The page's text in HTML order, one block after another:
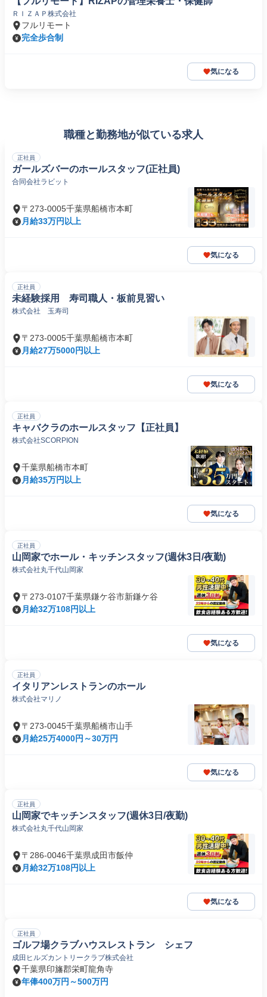
ＲＩＺＡＰ株式会社
フルリモート
完全歩合制
気になる
職種と勤務地が似ている求人
正社員
ガールズバーのホールスタッフ(正社員)
合同会社ラビット
〒273-0005千葉県船橋市本町
月給33万円以上
気になる
正社員
未経験採用 寿司職人・板前見習い
株式会社 玉寿司
〒273-0005千葉県船橋市本町
月給27万5000円以上
気になる
正社員
キャバクラのホールスタッフ【正社員】
株式会社SCORPION
千葉県船橋市本町
月給35万円以上
気になる
正社員
山岡家でホール・キッチンスタッフ(週休3日/夜勤)
株式会社丸千代山岡家
〒273-0107千葉県鎌ケ谷市新鎌ケ谷
月給32万108円以上
気になる
正社員
イタリアンレストランのホール
株式会社マリノ
〒273-0045千葉県船橋市山手
月給25万4000円～30万円
気になる
正社員
山岡家でキッチンスタッフ(週休3日/夜勤)
株式会社丸千代山岡家
〒286-0046千葉県成田市飯仲
月給32万108円以上
気になる
正社員
ゴルフ場クラブハウスレストラン シェフ
成田ヒルズカントリークラブ株式会社
千葉県印旛郡栄町龍角寺
年俸400万円～500万円